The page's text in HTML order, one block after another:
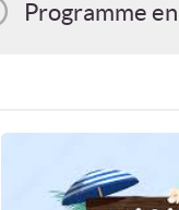
Programme